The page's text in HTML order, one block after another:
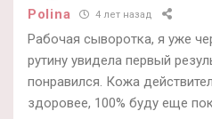
Polina 4 лет назад
Рабочая сыворотка, я уже
рутину увидела первый
понравился. Кожа
здоровее, 100% буду еще